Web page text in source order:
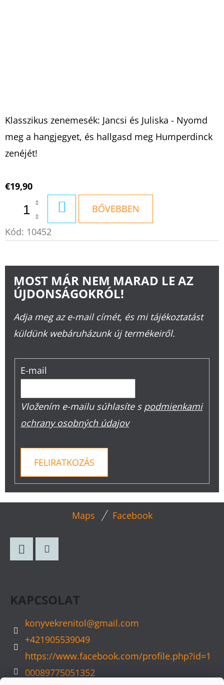
Klasszikus zenemesék: Jancsi és Juliska - Nyomd
meg a hangjegyet, és hallgasd meg Humperdinck
zenéjét!
€19,90
KOSÁRBABŐVEBBEN
Kód: 10452
MOST MÁR NEM MARAD LE AZ
ÚJDONSÁGOKRÓL!
Adja meg az e-mail címét, és mi tájékoztatást
küldünk webáruházunk új termékeiről.
E-mail
Vložením e-mailu súhlasíte s podmienkami
ochrany osobných údajov
FELIRATKOZÁS
Maps Facebook
KAPCSOLAT
konyvekrenitol@gmail.com
+421905539049
https://www.facebook.com/profile.php?id=1
00089775051352